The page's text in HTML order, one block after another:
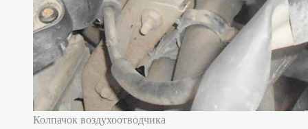
Колпачок воздухоотводчика